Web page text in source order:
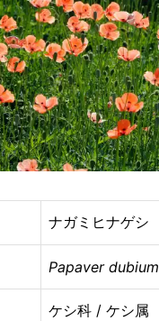
ナガミヒナゲシ
Papaver dubium
ケシ科 / ケシ属